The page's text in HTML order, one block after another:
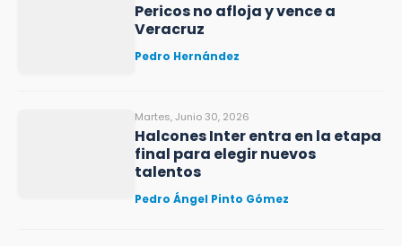
Pericos no afloja y vence a
Veracruz
Pedro Hernández
Martes, Junio 30, 2026
Halcones Inter entra en la etapa
final para elegir nuevos
talentos
Pedro Ángel Pinto Gómez